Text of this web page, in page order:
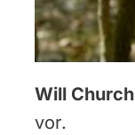
Will Church
vor.